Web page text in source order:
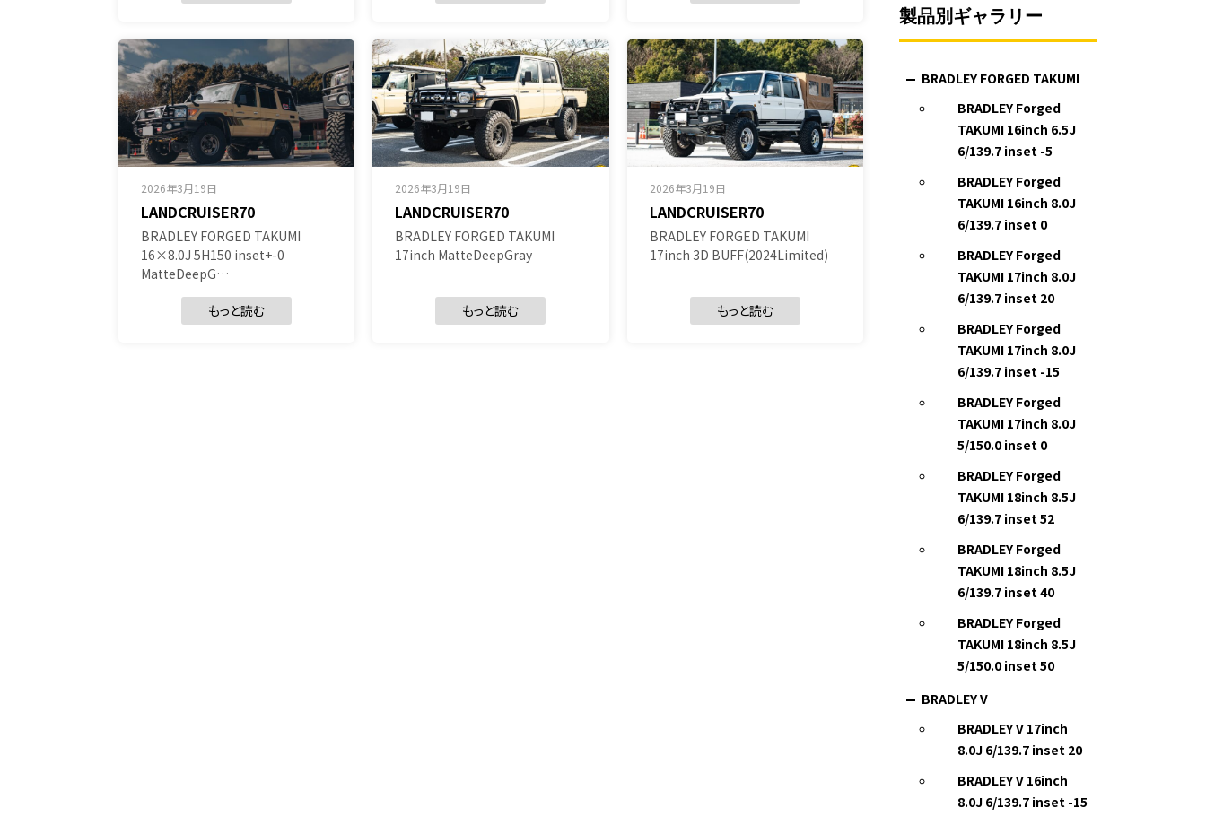
2026年3月19日
LANDCRUISER70
BRADLEY FORGED TAKUMI
16×8.0J 5H150 inset+-0
MatteDeepG…
もっと読む
2026年3月19日
LANDCRUISER70
BRADLEY FORGED TAKUMI
17inch MatteDeepGray
もっと読む
2026年3月19日
LANDCRUISER70
BRADLEY FORGED TAKUMI
17inch 3D BUFF(2024Limited)
もっと読む
製品別ギャラリー
BRADLEY FORGED TAKUMI
BRADLEY Forged
TAKUMI 16inch 6.5J
6/139.7 inset -5
BRADLEY Forged
TAKUMI 16inch 8.0J
6/139.7 inset 0
BRADLEY Forged
TAKUMI 17inch 8.0J
6/139.7 inset 20
BRADLEY Forged
TAKUMI 17inch 8.0J
6/139.7 inset -15
BRADLEY Forged
TAKUMI 17inch 8.0J
5/150.0 inset 0
BRADLEY Forged
TAKUMI 18inch 8.5J
6/139.7 inset 52
BRADLEY Forged
TAKUMI 18inch 8.5J
6/139.7 inset 40
BRADLEY Forged
TAKUMI 18inch 8.5J
5/150.0 inset 50
BRADLEY V
BRADLEY V 17inch
8.0J 6/139.7 inset 20
BRADLEY V 16inch
8.0J 6/139.7 inset -15